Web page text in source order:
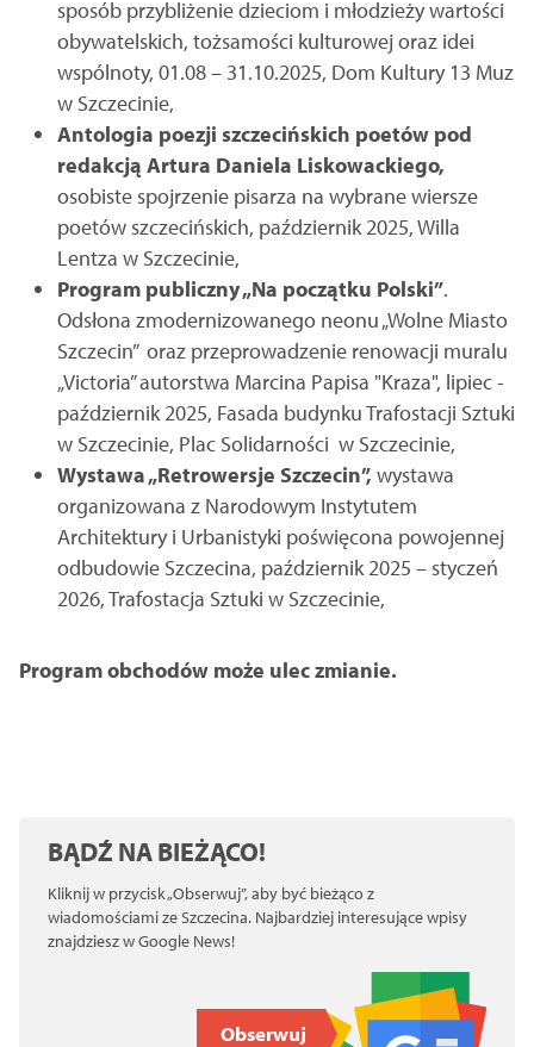
sposób przybliżenie dzieciom i młodzieży wartości
obywatelskich, tożsamości kulturowej oraz idei
wspólnoty, 01.08 – 31.10.2025, Dom Kultury 13 Muz
w Szczecinie,
Antologia poezji szczecińskich poetów pod
redakcją Artura Daniela Liskowackiego,
osobiste spojrzenie pisarza na wybrane wiersze
poetów szczecińskich, październik 2025, Willa
Lentza w Szczecinie,
Program publiczny „Na początku Polski”.
Odsłona zmodernizowanego neonu „Wolne Miasto
Szczecin” oraz przeprowadzenie renowacji muralu
„Victoria” autorstwa Marcina Papisa "Kraza", lipiec -
październik 2025, Fasada budynku Trafostacji Sztuki
w Szczecinie, Plac Solidarności w Szczecinie,
Wystawa „Retrowersje Szczecin”, wystawa
organizowana z Narodowym Instytutem
Architektury i Urbanistyki poświęcona powojennej
odbudowie Szczecina, październik 2025 – styczeń
2026, Trafostacja Sztuki w Szczecinie,
Program obchodów może ulec zmianie.
BĄDŹ NA BIEŻĄCO!
Kliknij w przycisk „Obserwuj”, aby być bieżąco z
wiadomościami ze Szczecina. Najbardziej interesujące wpisy
znajdziesz w Google News!
Obserwuj